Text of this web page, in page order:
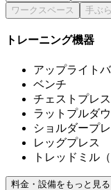
トレーニング機器
アップライト
ベンチ
チェストプレス
ラットプルダ
ショルダープ
レッグプレス
トレッドミル
料金・設備をもっと見る